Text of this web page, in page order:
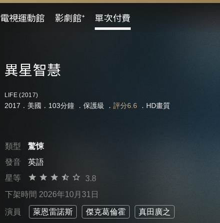
電視運動館 影劇館⁺ 單次付費
異星智慧
LIFE (2017)
2017．美國．103分鐘 ． 保護級 ． 評分6.6 ．HD畫質
類型
驚悚
發音
英語
星等
3.8
下架時間 2026年10月31日
演員 萊恩雷諾斯 傑克葛倫霍 真田廣之